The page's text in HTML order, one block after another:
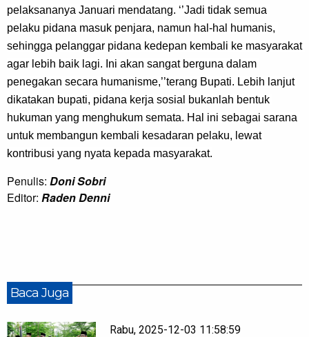
pelaksananya Januari mendatang. ‘’Jadi tidak semua
pelaku pidana masuk penjara, namun hal-hal humanis,
sehingga pelanggar pidana kedepan kembali ke masyarakat
agar lebih baik lagi. Ini akan sangat berguna dalam
penegakan secara humanisme,’’terang Bupati. Lebih lanjut
dikatakan bupati, pidana kerja sosial bukanlah bentuk
hukuman yang menghukum semata. Hal ini sebagai sarana
untuk membangun kembali kesadaran pelaku, lewat
kontribusi yang nyata kepada masyarakat.
Penulis: Doni Sobri
Editor: Raden Denni
Baca Juga
Rabu, 2025-12-03 11:58:59